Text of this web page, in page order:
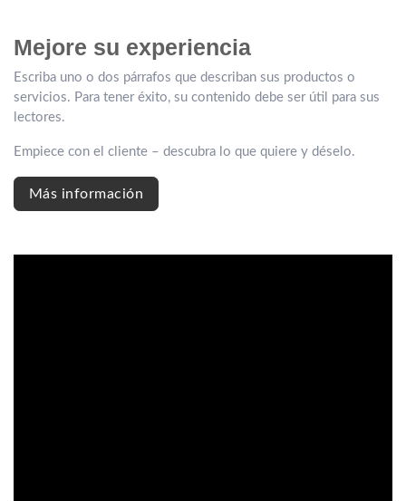
Mejore su experiencia
Escriba uno o dos párrafos que describan sus productos o
servicios. Para tener éxito, su contenido debe ser útil para sus
lectores.
Empiece con el cliente – descubra lo que quiere y déselo.
Más información